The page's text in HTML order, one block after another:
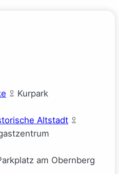
Kurpark
Altstadt
am Obernberg